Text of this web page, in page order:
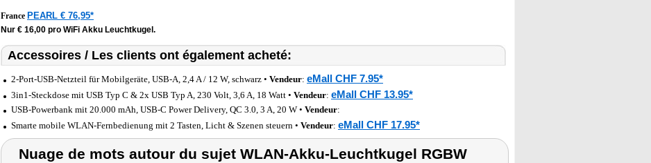
France PEARL € 76,95*
Nur € 16,00 pro WiFi Akku Leuchtkugel.
Accessoires / Les clients ont également acheté:
2-Port-USB-Netzteil für Mobilgeräte, USB-A, 2,4 A / 12 W, schwarz • Vendeur: eMall CHF 7.95*
3in1-Steckdose mit USB Typ C & 2x USB Typ A, 230 Volt, 3,6 A, 18 Watt • Vendeur: eMall CHF 13.95*
USB-Powerbank mit 20.000 mAh, USB-C Power Delivery, QC 3.0, 3 A, 20 W • Vendeur:
Smarte mobile WLAN-Fernbedienung mit 2 Tasten, Licht & Szenen steuern • Vendeur: eMall CHF 17.95*
Nuage de mots autour du sujet WLAN-Akku-Leuchtkugel RGBW